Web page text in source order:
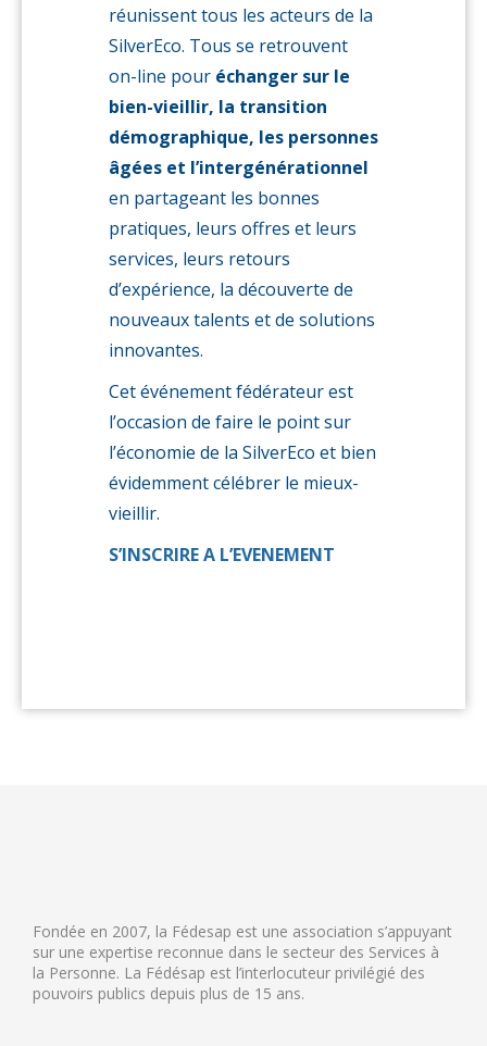
réunissent tous les acteurs de la
SilverEco. Tous se retrouvent
on-line pour échanger sur le
bien-vieillir, la transition
démographique, les personnes
âgées et l’intergénérationnel
en partageant les bonnes
pratiques, leurs offres et leurs
services, leurs retours
d’expérience, la découverte de
nouveaux talents et de solutions
innovantes.
Cet événement fédérateur est
l’occasion de faire le point sur
l’économie de la SilverEco et bien
évidemment célébrer le mieux-
vieillir.
S’INSCRIRE A L’EVENEMENT
Fondée en 2007, la Fédesap est une association s’appuyant
sur une expertise reconnue dans le secteur des Services à
la Personne. La Fédésap est l’interlocuteur privilégié des
pouvoirs publics depuis plus de 15 ans.